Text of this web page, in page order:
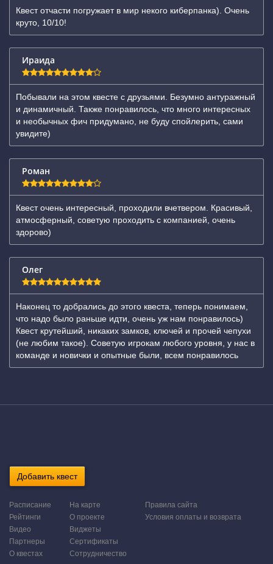
Квест отчасти погружает в мир некого киберпанка). Очень
круто, 10/10!
Ираида
Побывали на этом квесте с друзьями. Безумно антуражный
и динамичный. Также понравилось, что много интересных
и необычных фич придумано, не буду спойлерить, сами
увидите)
Роман
Квест очень интересный, проходили вчетвером. Красивый,
атмосферный, советую проходить с компанией, очень
здорово)
Олег
Наконец то добрались до этого квеста, теперь понимаем,
что надо было раньше идти, очень уж нам понравилось)
Квест крутейший, никаких замков, ключей и прочей чепухи
(не любим такое). Советую игрокам любого уровня, у нас в
команде и новички и опытные были, всем понравилось
Добавить квест
Расписание
Рейтинги
Видео
Партнеры
О квестах
На карте
О проекте
Виджеты
Сертификаты
Сотрудничество
Правила сайта
Условия оплаты и возврата